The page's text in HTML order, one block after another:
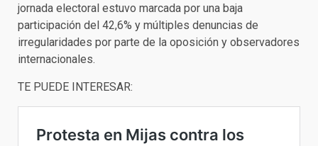
jornada electoral estuvo marcada por una baja
participación del 42,6% y múltiples denuncias de
irregularidades por parte de la oposición y observadores
internacionales.
TE PUEDE INTERESAR: